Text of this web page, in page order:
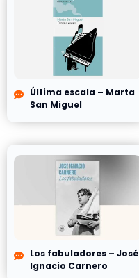
Última escala – Marta
San Miguel
Los fabuladores – José
Ignacio Carnero